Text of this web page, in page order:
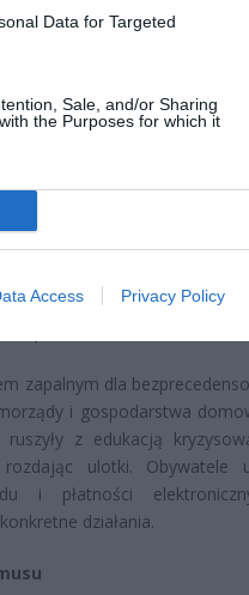
Data for Targeted
Sale, and/or Sharing
the Purposes for which it
Access Privacy Policy
usterka w jednym z
Europie niczym fala
bezradnie przy
trafiły do mediów i
nastąpić wszędzie.
ze strony rządów, ale i
za niezawodne.
zapalnym dla
i gospodarstwa
z edukacją
ulotki. Obywatele
i płatności
działania.